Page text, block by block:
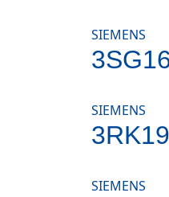
SIEMENS
SIEMENS
SIEMENS